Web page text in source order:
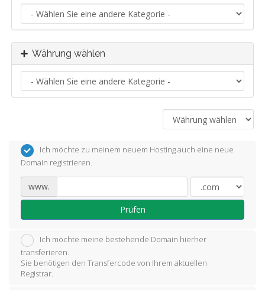
Währung wählen
Ich möchte zu meinem neuem Hosting auch eine neue
Domain registrieren.
www.
Prüfen
Ich möchte meine bestehende Domain hierher
transferieren.
Sie benötigen den Transfercode von Ihrem aktuellen
Registrar.